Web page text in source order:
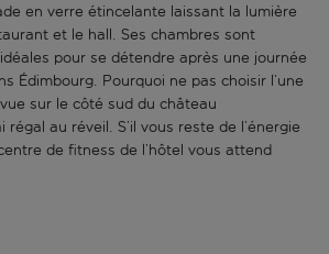
en verre étincelante laissant la lumière
et le hall. Ses chambres sont
pour se détendre après une journée
Édimbourg. Pourquoi ne pas choisir l’une
sur le côté sud du château
régal au réveil. S’il vous reste de l’énergie
de fitness de l’hôtel vous attend